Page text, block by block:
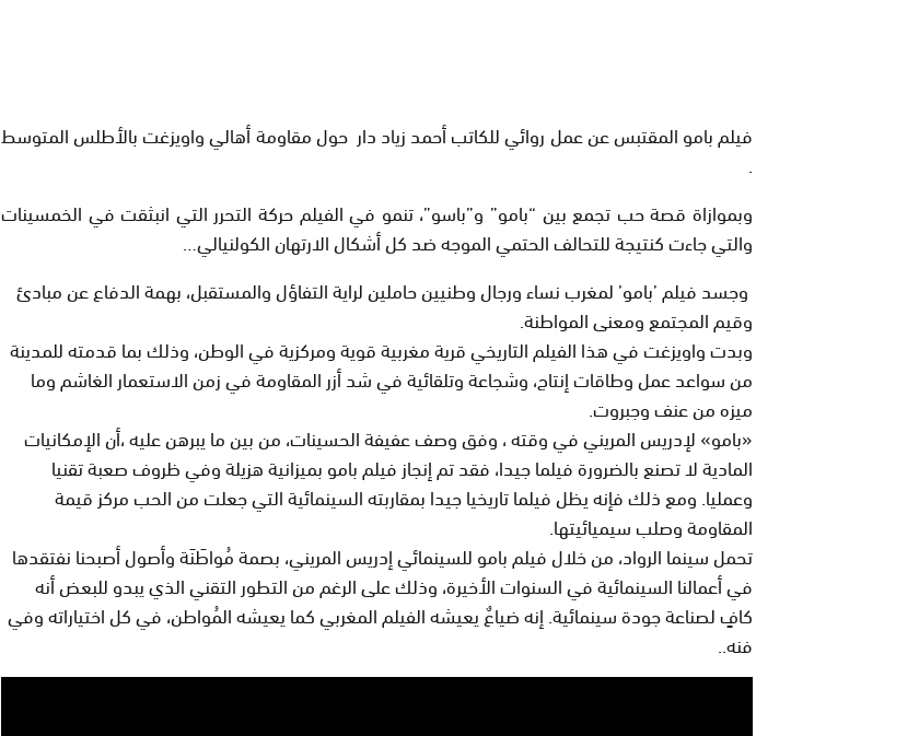
فيلم بامو المقتبس عن عمل روائي للكاتب أحمد زياد دار حول مقاومة أهالي واويزغت بالأطلس المتوسط
.
وبموازاة قصة حب تجمع بين “بامو” و”باسو”، تنمو في الفيلم حركة التحرر التي انبثقت في الخمسينات
والتي جاءت كنتيجة للتحالف الحتمي الموجه ضد كل أشكال الارتهان الكولنيالي…
وجسد فيلم ’بامو’ لمغرب نساء ورجال وطنيين حاملين لراية التفاؤل والمستقبل، بهمة الدفاع عن مبادئ
وقيم المجتمع ومعنى المواطنة.
وبدت واويزغت في هذا الفيلم التاريخي قرية مغربية قوية ومركزية في الوطن، وذلك بما قدمته للمدينة
من سواعد عمل وطاقات إنتاج، وشجاعة وتلقائية في شد أزر المقاومة في زمن الاستعمار الغاشم وما
ميزه من عنف وجبروت.
«بامو» لإدريس المريني في وقته ، وفق وصف عفيفة الحسينات، من بين ما يبرهن عليه ،أن الإمكانيات
المادية لا تصنع بالضرورة فيلما جيدا، فقد تم إنجاز فيلم بامو بميزانية هزيلة وفي ظروف صعبة تقنيا
وعمليا. ومع ذلك فإنه يظل فيلما تاريخيا جيدا بمقاربته السينمائية التي جعلت من الحب مركز قيمة
المقاومة وصلب سيميائيتها.
تحمل سينما الرواد، من خلال فيلم بامو للسينمائي إدريس المريني، بصمة مُواطَنَة وأصول أصبحنا نفتقدها
في أعمالنا السينمائية في السنوات الأخيرة، وذلك على الرغم من التطور التقني الذي يبدو للبعض أنه
كافٍ لصناعة جودة سينمائية. إنه ضياعٌ يعيشه الفيلم المغربي كما يعيشه المُواطن، في كل اختياراته وفي
فنه..